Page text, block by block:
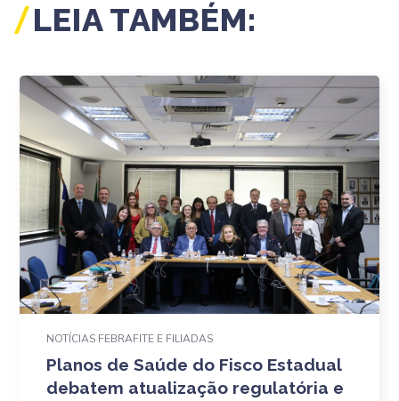
LEIA TAMBÉM:
NOTÍCIAS FEBRAFITE E FILIADAS
Planos de Saúde do Fisco Estadual
debatem atualização regulatória e